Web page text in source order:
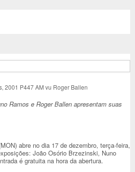
2001 P447 AM vu Roger Ballen
Ramos e Roger Ballen apresentam suas
abre no dia 17 de dezembro, terça-feira,
João Osório Brzezinski, Nuno
é gratuita na hora da abertura.